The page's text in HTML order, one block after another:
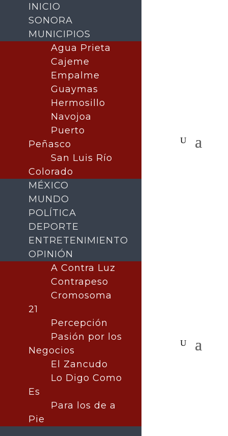
INICIO
SONORA
MUNICIPIOS
Agua Prieta
Cajeme
Empalme
Guaymas
Hermosillo
Navojoa
Puerto
Peñasco
San Luis Río
Colorado
MÉXICO
MUNDO
POLÍTICA
DEPORTE
ENTRETENIMIENTO
OPINIÓN
A Contra Luz
Contrapeso
Cromosoma
21
Percepción
Pasión por los
Negocios
El Zancudo
Lo Digo Como
Es
Para los de a
Pie